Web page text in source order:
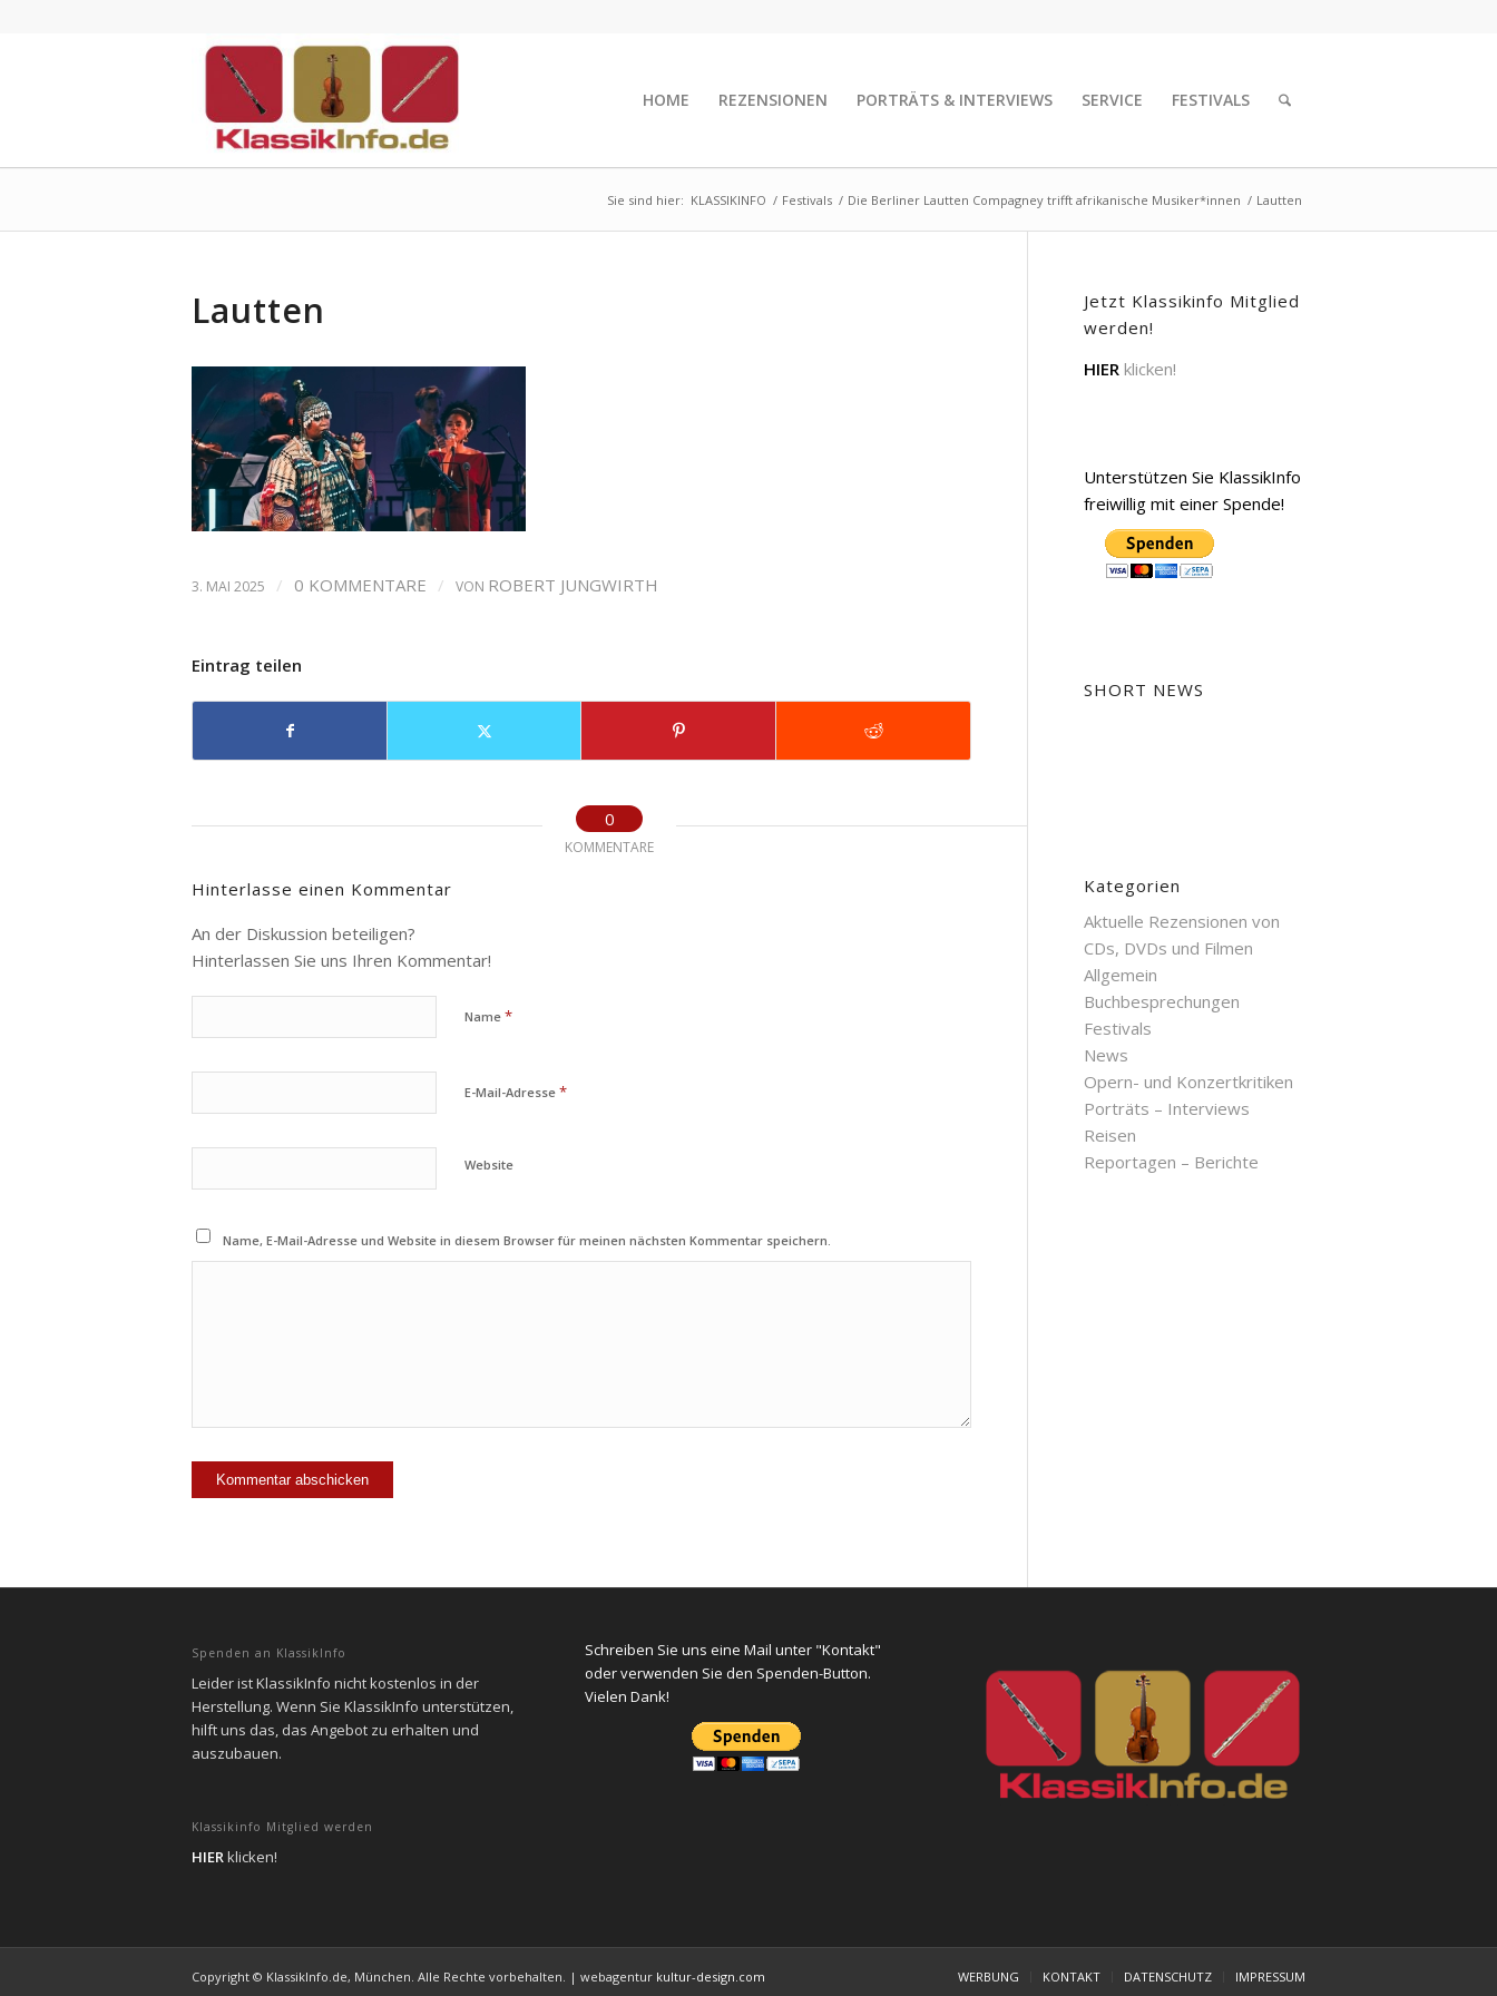
HOME REZENSIONEN PORTRÄTS & INTERVIEWS SERVICE FESTIVALS
Sie sind hier: KLASSIKINFO / Festivals / Die Berliner Lautten Compagney trifft afrikanische Musiker*innen / Lautten
Lautten
3. MAI 2025 / 0 KOMMENTARE / VON ROBERT JUNGWIRTH
Eintrag teilen
0
KOMMENTARE
Hinterlasse einen Kommentar
An der Diskussion beteiligen?
Hinterlassen Sie uns Ihren Kommentar!
Name *
E-Mail-Adresse *
Website
Name, E-Mail-Adresse und Website in diesem Browser für meinen nächsten Kommentar speichern.
Jetzt Klassikinfo Mitglied
werden!
HIER klicken!
Unterstützen Sie KlassikInfo
freiwillig mit einer Spende!
SHORT NEWS
Kategorien
Aktuelle Rezensionen von
CDs, DVDs und Filmen
Allgemein
Buchbesprechungen
Festivals
News
Opern- und Konzertkritiken
Porträts – Interviews
Reisen
Reportagen – Berichte
Spenden an KlassikInfo
Leider ist KlassikInfo nicht kostenlos in der
Herstellung. Wenn Sie KlassikInfo unterstützen,
hilft uns das, das Angebot zu erhalten und
auszubauen.
Klassikinfo Mitglied werden
HIERklicken!
Schreiben Sie uns eine Mail unter "Kontakt"
oder verwenden Sie den Spenden-Button.
Vielen Dank!
Copyright © KlassikInfo.de, München. Alle Rechte vorbehalten. | webagentur kultur-design.com WERBUNG KONTAKT DATENSCHUTZ IMPRESSUM